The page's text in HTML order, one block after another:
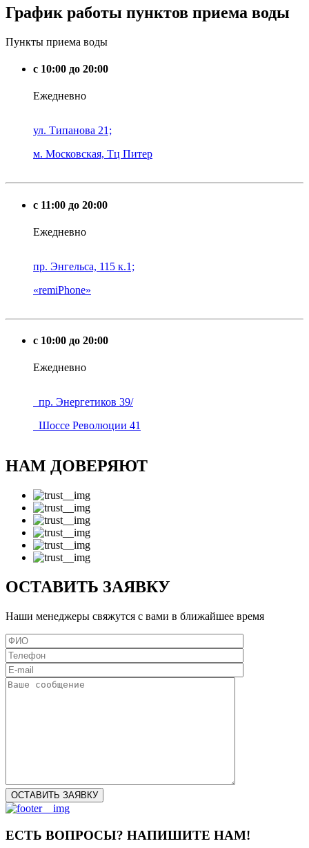
График работы пунктов приема воды
Пункты приема воды
с 10:00 до 20:00
Ежедневно
ул. Типанова 21;
м. Московская, Тц Питер
с 11:00 до 20:00
Ежедневно
пр. Энгельса, 115 к.1;
«remiPhone»
с 10:00 до 20:00
Ежедневно
пр. Энергетиков 39/
Шоссе Революции 41
НАМ ДОВЕРЯЮТ
ОСТАВИТЬ ЗАЯВКУ
Наши менеджеры свяжутся с вами в ближайшее время
ЕСТЬ ВОПРОСЫ? НАПИШИТЕ НАМ!